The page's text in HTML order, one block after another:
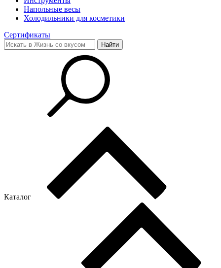
Напольные весы
Холодильники для косметики
Сертификаты
Каталог